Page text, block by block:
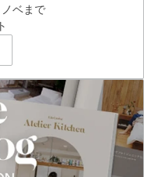
ベまで